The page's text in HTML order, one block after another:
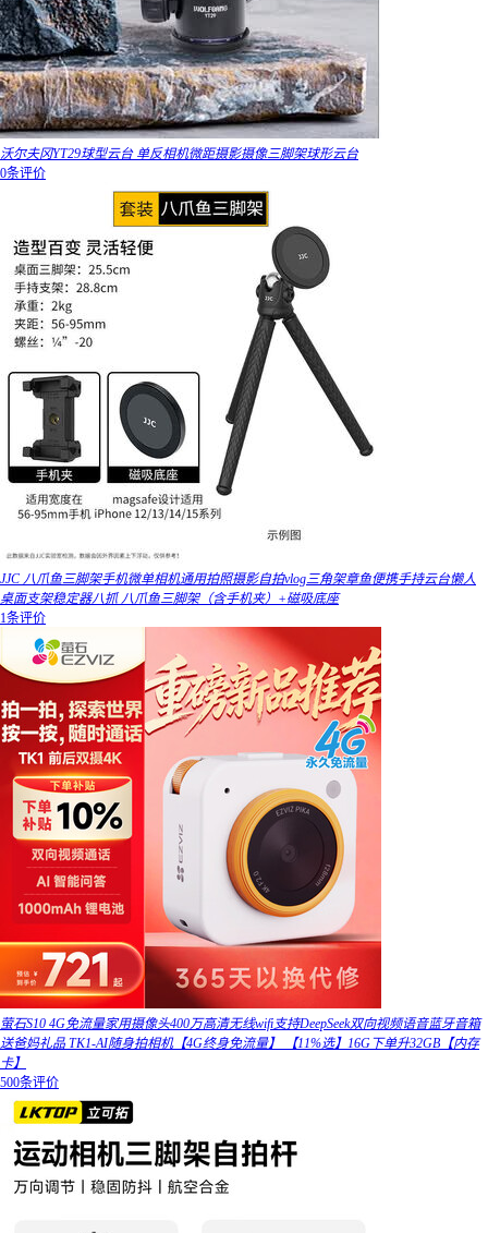
沃尔夫冈YT29球型云台 单反相机微距摄影摄像三脚架球形云台
0条评价
JJC 八爪鱼三脚架手机微单相机通用拍照摄影自拍vlog三角架章鱼便携手持云台懒人
桌面支架稳定器八抓 八爪鱼三脚架（含手机夹）+磁吸底座
1条评价
萤石S10 4G免流量家用摄像头400万高清无线wifi支持DeepSeek双向视频语音蓝牙音箱
送爸妈礼品 TK1-AI随身拍相机【4G终身免流量】 【11%选】16G下单升32GB【内存
卡】
500条评价